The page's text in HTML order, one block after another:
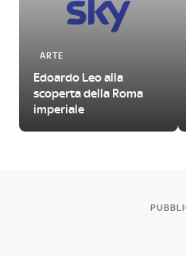
ARTE
Edoardo Leo alla
scoperta della Roma
imperiale